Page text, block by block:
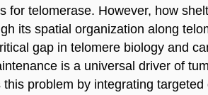
for telomerase. However, how
its spatial organization along
gap in telomere biology and
is a universal driver of
this problem by integrating